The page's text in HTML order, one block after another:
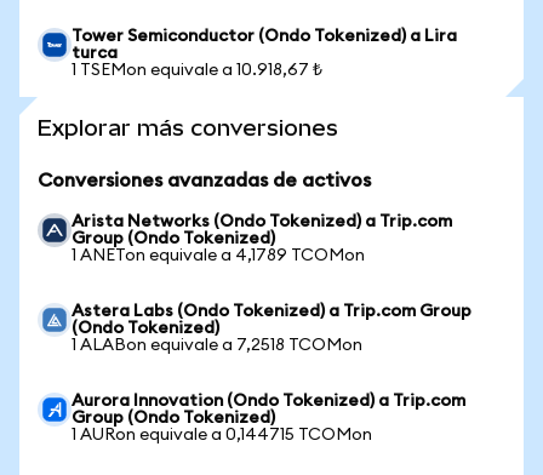
Tower Semiconductor (Ondo Tokenized) a Lira
turca
1 TSEMon equivale a 10.918,67 ₺
Explorar más conversiones
Conversiones avanzadas de activos
Arista Networks (Ondo Tokenized) a Trip.com
Group (Ondo Tokenized)
1 ANETon equivale a 4,1789 TCOMon
Astera Labs (Ondo Tokenized) a Trip.com Group
(Ondo Tokenized)
1 ALABon equivale a 7,2518 TCOMon
Aurora Innovation (Ondo Tokenized) a Trip.com
Group (Ondo Tokenized)
1 AURon equivale a 0,144715 TCOMon